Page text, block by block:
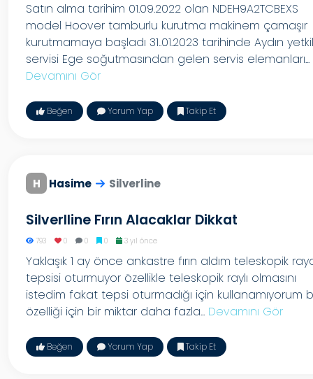
Satın alma tarihim 01.09.2022 olan NDEH9A2TCBEXS
model Hoover tamburlu kurutma makinem çamaşır
kurutmamaya başladı 31..01.2023 tarihinde Aydın
servisi Ege soğutmasından gelen servis elemanları...
Devamını Gör
Beğen Yorum Yap Takip Et
H Hasime Silverline
Silverlline Fırın Alacaklar Dikkat
793 0 0 0 3 yıl önce
Yaklaşık 1 ay önce ankastre fırın aldım teleskopik
tepsisi oturmuyor özellikle teleskopik raylı olmasını
istedim fakat tepsi oturmadığı için kullanamıyorum
özelliği için bir miktar daha fazla... Devamını Gör
Beğen Yorum Yap Takip Et